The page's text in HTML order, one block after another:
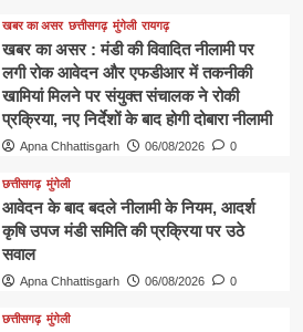
खबर का असर छत्तीसगढ़ मुंगेली रायगढ़
खबर का असर : मंडी की विवादित नीलामी पर
लगी रोक आवेदन और एफडीआर में तकनीकी
खामियां मिलने पर संयुक्त संचालक ने रोकी
प्रक्रिया, नए निर्देशों के बाद होगी दोबारा नीलामी
Apna Chhattisgarh 06/08/2026 0
छत्तीसगढ़ मुंगेली
आवेदन के बाद बदले नीलामी के नियम, आदर्श
कृषि उपज मंडी समिति की प्रक्रिया पर उठे
सवाल
Apna Chhattisgarh 06/08/2026 0
छत्तीसगढ़ मुंगेली